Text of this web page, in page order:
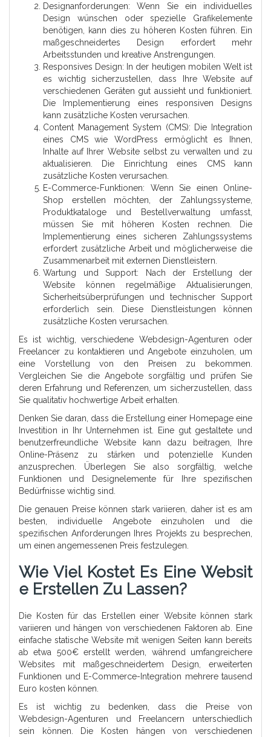
Designanforderungen: Wenn Sie ein individuelles
Design wünschen oder spezielle Grafikelemente
benötigen, kann dies zu höheren Kosten führen. Ein
maßgeschneidertes Design erfordert mehr
Arbeitsstunden und kreative Anstrengungen.
Responsives Design: In der heutigen mobilen Welt ist
es wichtig sicherzustellen, dass Ihre Website auf
verschiedenen Geräten gut aussieht und funktioniert.
Die Implementierung eines responsiven Designs
kann zusätzliche Kosten verursachen.
Content Management System (CMS): Die Integration
eines CMS wie WordPress ermöglicht es Ihnen,
Inhalte auf Ihrer Website selbst zu verwalten und zu
aktualisieren. Die Einrichtung eines CMS kann
zusätzliche Kosten verursachen.
E-Commerce-Funktionen: Wenn Sie einen Online-
Shop erstellen möchten, der Zahlungssysteme,
Produktkataloge und Bestellverwaltung umfasst,
müssen Sie mit höheren Kosten rechnen. Die
Implementierung eines sicheren Zahlungssystems
erfordert zusätzliche Arbeit und möglicherweise die
Zusammenarbeit mit externen Dienstleistern.
Wartung und Support: Nach der Erstellung der
Website können regelmäßige Aktualisierungen,
Sicherheitsüberprüfungen und technischer Support
erforderlich sein. Diese Dienstleistungen können
zusätzliche Kosten verursachen.
Es ist wichtig, verschiedene Webdesign-Agenturen oder
Freelancer zu kontaktieren und Angebote einzuholen, um
eine Vorstellung von den Preisen zu bekommen.
Vergleichen Sie die Angebote sorgfältig und prüfen Sie
deren Erfahrung und Referenzen, um sicherzustellen, dass
Sie qualitativ hochwertige Arbeit erhalten.
Denken Sie daran, dass die Erstellung einer Homepage eine
Investition in Ihr Unternehmen ist. Eine gut gestaltete und
benutzerfreundliche Website kann dazu beitragen, Ihre
Online-Präsenz zu stärken und potenzielle Kunden
anzusprechen. Überlegen Sie also sorgfältig, welche
Funktionen und Designelemente für Ihre spezifischen
Bedürfnisse wichtig sind.
Die genauen Preise können stark variieren, daher ist es am
besten, individuelle Angebote einzuholen und die
spezifischen Anforderungen Ihres Projekts zu besprechen,
um einen angemessenen Preis festzulegen.
Wie Viel Kostet Es Eine Websit
E Erstellen Zu Lassen?
Die Kosten für das Erstellen einer Website können stark
variieren und hängen von verschiedenen Faktoren ab. Eine
einfache statische Website mit wenigen Seiten kann bereits
ab etwa 500€ erstellt werden, während umfangreichere
Websites mit maßgeschneidertem Design, erweiterten
Funktionen und E-Commerce-Integration mehrere tausend
Euro kosten können.
Es ist wichtig zu bedenken, dass die Preise von
Webdesign-Agenturen und Freelancern unterschiedlich
sein können. Die Kosten hängen von verschiedenen